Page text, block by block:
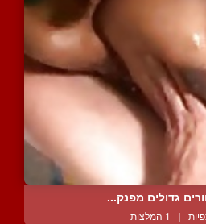
גדולים מפנק...
| 1 המלצות